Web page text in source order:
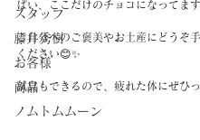
スタッフ
藤井秀樹
お客様
商品
ノムトムムーン
ぱい、ここだけのチョコになってま
ご自分へのご褒美やお土産にどうぞ
ください😊✨
試食もできるので、疲れた体にぜひ